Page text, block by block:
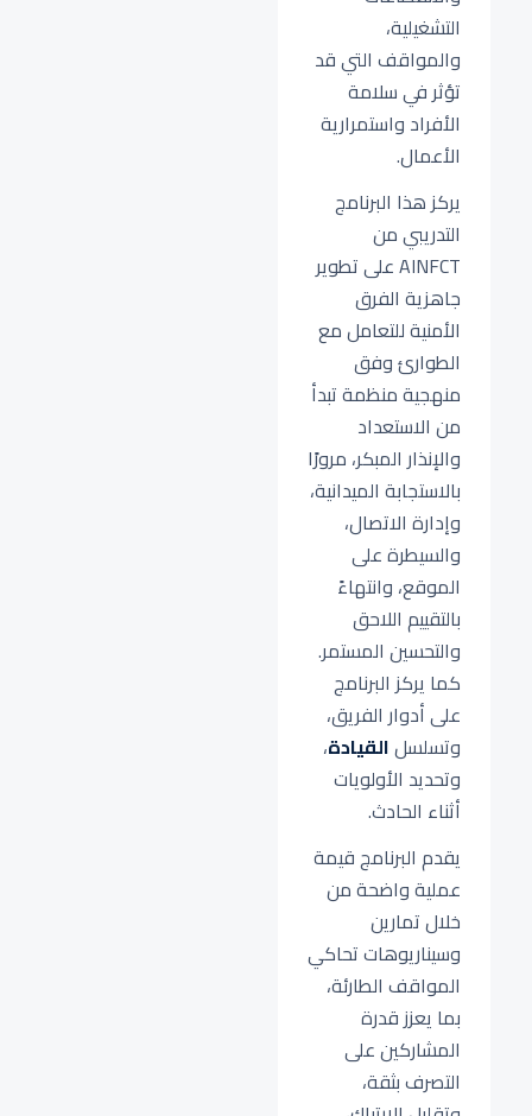
التشغيلية،
والمواقف التي قد
تؤثر في سلامة
الأفراد واستمرارية
الأعمال.
يركز هذا البرنامج
التدريبي من
AINFCT على تطوير
جاهزية الفرق
الأمنية للتعامل مع
الطوارئ وفق
منهجية منظمة تبدأ
من الاستعداد
والإنذار المبكر، مرورًا
بالاستجابة الميدانية،
وإدارة الاتصال،
والسيطرة على
الموقع، وانتهاءً
بالتقييم اللاحق
والتحسين المستمر.
كما يركز البرنامج
على أدوار الفريق،
وتسلسلالقيادة،
وتحديد الأولويات
أثناء الحادث.
يقدم البرنامج قيمة
عملية واضحة من
خلال تمارين
وسيناريوهات تحاكي
المواقف الطارئة،
بما يعزز قدرة
المشاركين على
التصرف بثقة،